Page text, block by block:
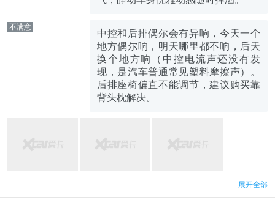
不满意
中控和后排偶尔会有异响，今天一个
地方偶尔响，明天哪里都不响，后天
换个地方响（中控电流声还没有发
现，是汽车普通常见塑料摩擦声）。
后排座椅偏直不能调节，建议购买靠
背头枕解决。
展开全部